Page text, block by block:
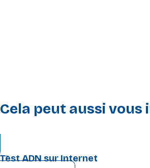
Cela peut aussi vous
Test ADN sur Internet